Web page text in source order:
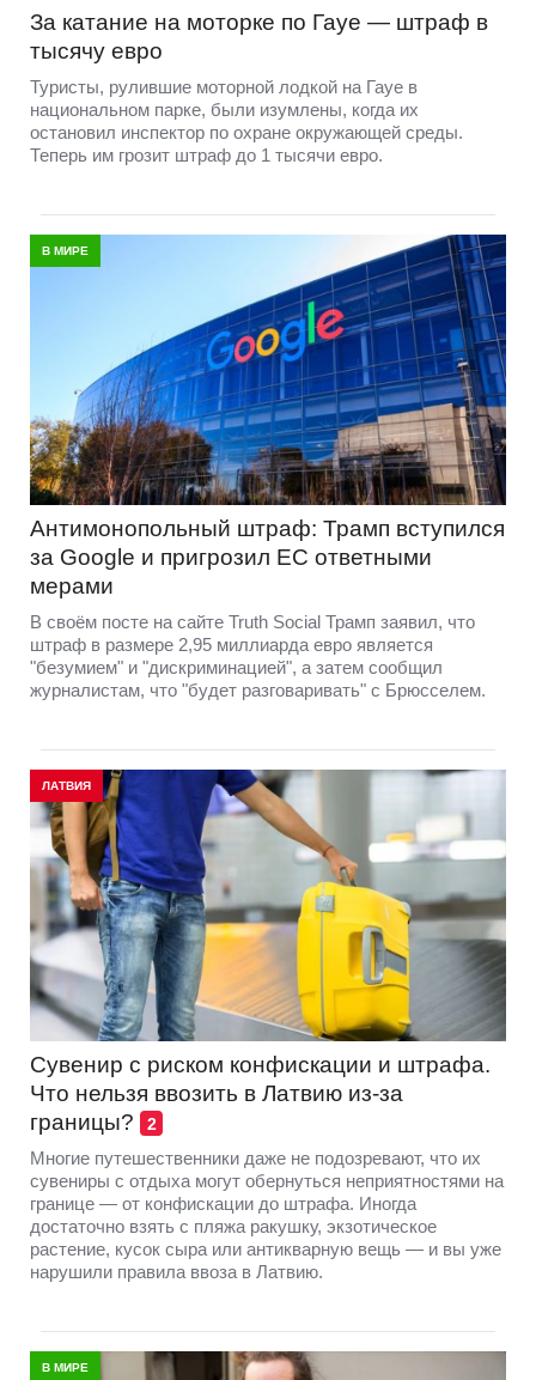
За катание на моторке по Гауе — штраф в
тысячу евро
Туристы, рулившие моторной лодкой на Гауе в
национальном парке, были изумлены, когда их
остановил инспектор по охране окружающей среды.
Теперь им грозит штраф до 1 тысячи евро.
В МИРЕ
Антимонопольный штраф: Трамп вступился
за Google и пригрозил ЕС ответными
мерами
В своём посте на сайте Truth Social Трамп заявил, что
штраф в размере 2,95 миллиарда евро является
"безумием" и "дискриминацией", а затем сообщил
журналистам, что "будет разговаривать" с Брюсселем.
ЛАТВИЯ
Сувенир с риском конфискации и штрафа.
Что нельзя ввозить в Латвию из-за
границы?
2
Многие путешественники даже не подозревают, что их
сувениры с отдыха могут обернуться неприятностями на
границе — от конфискации до штрафа. Иногда
достаточно взять с пляжа ракушку, экзотическое
растение, кусок сыра или антикварную вещь — и вы уже
нарушили правила ввоза в Латвию.
В МИРЕ